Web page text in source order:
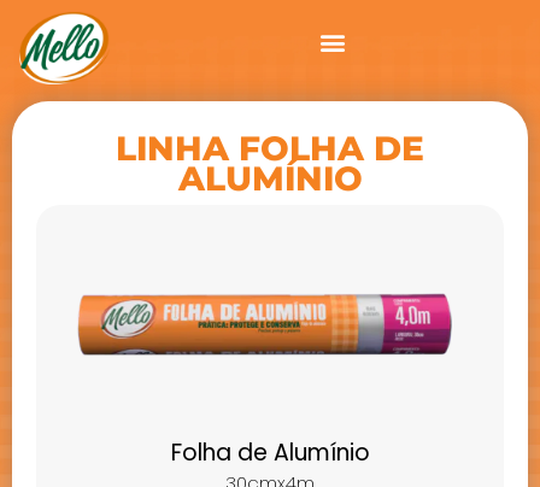
LINHA FOLHA DE
ALUMÍNIO
Folha de Alumínio